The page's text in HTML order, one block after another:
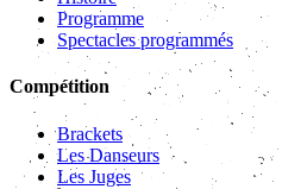
Programme
Spectacles programmés
Compétition
Brackets
Les Danseurs
Les Juges